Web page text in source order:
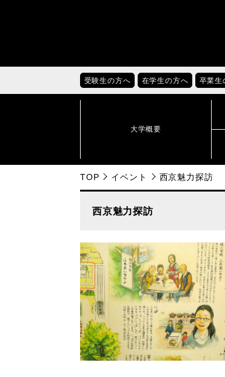
受験生の方へ 在学生の方へ 卒業生
大学概要
TOP イベント 西京魅力探訪
西京魅力探訪